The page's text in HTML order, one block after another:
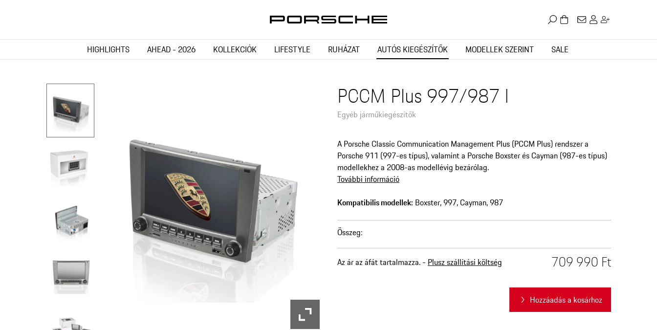
HIGHLIGHTS AHEAD - 2026 KOLLEKCIÓK LIFESTYLE RUHÁZAT AUTÓS KIEGÉSZÍTŐK MODELLEK SZERINT SALE
PCCM Plus 997/987 I
Egyéb járműkiegészítők
A Porsche Classic Communication Management Plus (PCCM Plus) rendszer a
Porsche 911 (997-es típus), valamint a Porsche Boxster és Cayman (987-es típus)
modellekhez a 2008-as modellévig bezárólag.
További információ
Kompatibilis modellek: Boxster, 997, Cayman, 987
Összeg:
Az ár az áfát tartalmazza. - Plusz szállítási költség 709 990 Ft
Hozzáadás a kosárhoz